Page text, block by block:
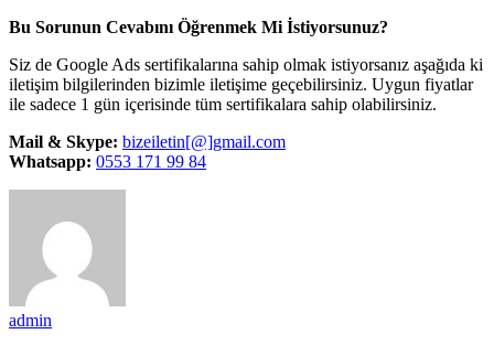
Bu Sorunun Cevabını Öğrenmek Mi İstiyorsunuz?
Siz de Google Ads sertifikalarına sahip olmak istiyorsanız aşağıda ki
iletişim bilgilerinden bizimle iletişime geçebilirsiniz. Uygun fiyatlar
ile sadece 1 gün içerisinde tüm sertifikalara sahip olabilirsiniz.
Mail & Skype: bizeiletin[@]gmail.com
Whatsapp: 0553 171 99 84
admin